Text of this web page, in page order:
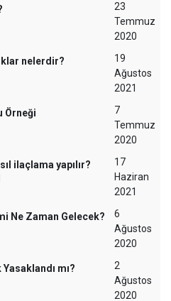
23
Temmuz
2020
nelerdir?
19
Ağustos
2021
Örneği
7
Temmuz
2020
ilaçlama yapılır?
17
Haziran
2021
Ne Zaman Gelecek?
6
Ağustos
2020
mı?
2
Ağustos
2020